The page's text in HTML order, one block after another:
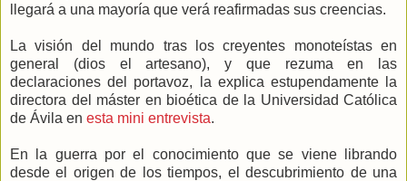
llegará a una mayoría que verá reafirmadas sus creencias.
La visión del mundo tras los creyentes monoteístas en
general (dios el artesano), y que rezuma en las
declaraciones del portavoz, la explica estupendamente la
directora del máster en bioética de la Universidad Católica
de Ávila en esta mini entrevista.
En la guerra por el conocimiento que se viene librando
desde el origen de los tiempos, el descubrimiento de una